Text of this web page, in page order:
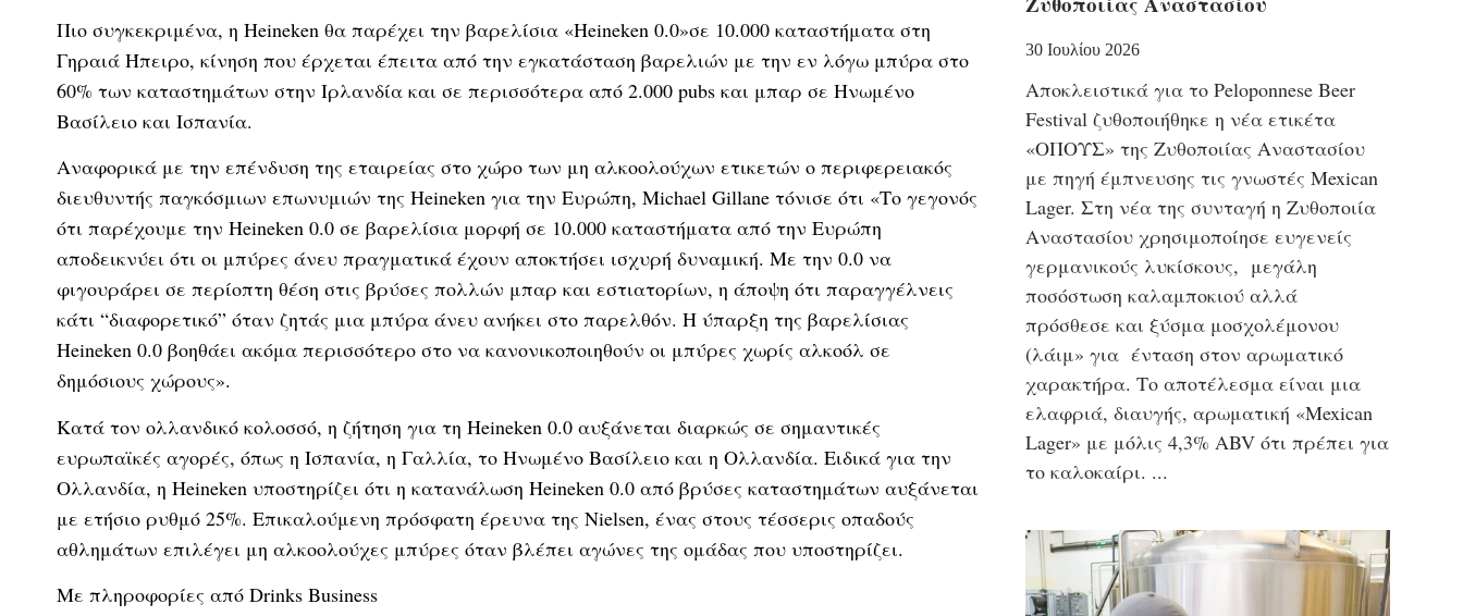
Πιο συγκεκριμένα, η Heineken θα παρέχει την βαρελίσια «Heineken 0.0»σε 10.000 καταστήματα στη
Γηραιά Ήπειρο, κίνηση που έρχεται έπειτα από την εγκατάσταση βαρελιών με την εν λόγω μπύρα στο
60% των καταστημάτων στην Ιρλανδία και σε περισσότερα από 2.000 pubs και μπαρ σε Ηνωμένο
Βασίλειο και Ισπανία.
Αναφορικά με την επένδυση της εταιρείας στο χώρο των μη αλκοολούχων ετικετών ο περιφερειακός
διευθυντής παγκόσμιων επωνυμιών της Heineken για την Ευρώπη, Michael Gillane τόνισε ότι «Το γεγονός
ότι παρέχουμε την Heineken 0.0 σε βαρελίσια μορφή σε 10.000 καταστήματα από την Ευρώπη
αποδεικνύει ότι οι μπύρες άνευ πραγματικά έχουν αποκτήσει ισχυρή δυναμική. Με την 0.0 να
φιγουράρει σε περίοπτη θέση στις βρύσες πολλών μπαρ και εστιατορίων, η άποψη ότι παραγγέλνεις
κάτι “διαφορετικό” όταν ζητάς μια μπύρα άνευ ανήκει στο παρελθόν. Η ύπαρξη της βαρελίσιας
Heineken 0.0 βοηθάει ακόμα περισσότερο στο να κανονικοποιηθούν οι μπύρες χωρίς αλκοόλ σε
δημόσιους χώρους».
Κατά τον ολλανδικό κολοσσό, η ζήτηση για τη Heineken 0.0 αυξάνεται διαρκώς σε σημαντικές
ευρωπαϊκές αγορές, όπως η Ισπανία, η Γαλλία, το Ηνωμένο Βασίλειο και η Ολλανδία. Ειδικά για την
Ολλανδία, η Heineken υποστηρίζει ότι η κατανάλωση Heineken 0.0 από βρύσες καταστημάτων αυξάνεται
με ετήσιο ρυθμό 25%. Επικαλούμενη πρόσφατη έρευνα της Nielsen, ένας στους τέσσερις οπαδούς
αθλημάτων επιλέγει μη αλκοολούχες μπύρες όταν βλέπει αγώνες της ομάδας που υποστηρίζει.
Με πληροφορίες από Drinks Business
30 Ιουλίου 2026
Αποκλειστικά για το Peloponnese Beer
Festival ζυθοποιήθηκε η νέα ετικέτα
«ΟΠΟΥΣ» της Ζυθοποιίας Αναστασίου
με πηγή έμπνευσης τις γνωστές Mexican
Lager. Στη νέα της συνταγή η Ζυθοποιία
Αναστασίου χρησιμοποίησε ευγενείς
γερμανικούς λυκίσκους, μεγάλη
ποσόστωση καλαμποκιού αλλά
πρόσθεσε και ξύσμα μοσχολέμονου
(λάιμ» για ένταση στον αρωματικό
χαρακτήρα. Το αποτέλεσμα είναι μια
ελαφριά, διαυγής, αρωματική «Mexican
Lager» με μόλις 4,3% ABV ότι πρέπει για
το καλοκαίρι.